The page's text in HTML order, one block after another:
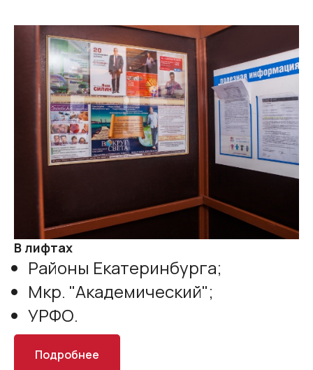
В лифтах
Районы Екатеринбурга;
Мкр. "Академический";
УРФО.
Подробнее